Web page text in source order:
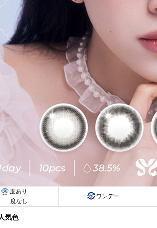
度あり
度なし
ワンデー
気色